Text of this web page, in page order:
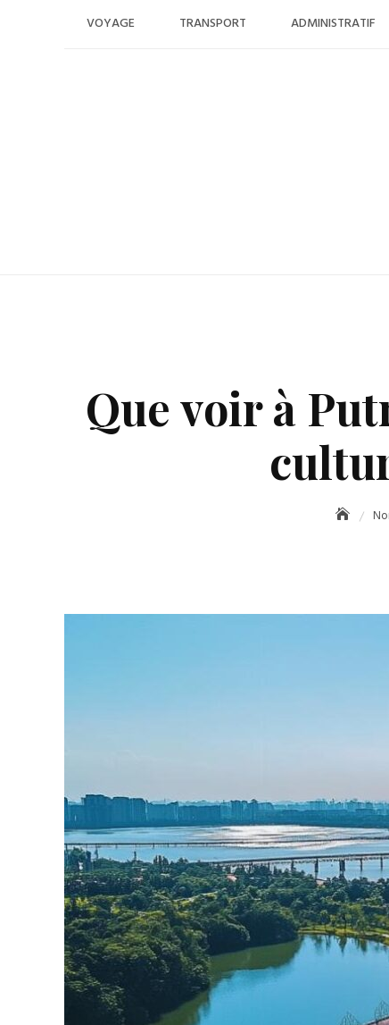
VOYAGE TRANSPORT ADMINISTRATIF
Que voir à